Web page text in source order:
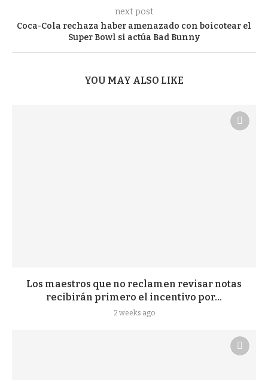
next post
Coca-Cola rechaza haber amenazado con boicotear el
Super Bowl si actúa Bad Bunny
YOU MAY ALSO LIKE
Los maestros que no reclamen revisar notas
recibirán primero el incentivo por...
2 weeks ago